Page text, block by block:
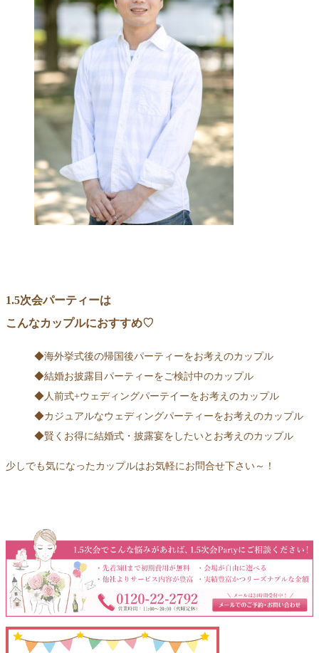
1.5次会パーティーは
こんなカップルにおすすめ♡
◆海外挙式後の帰国後パーティーをお考えのカップル
◆結婚お披露目パーティーをご検討中のカップル
◆人前式+ウェディングパーテイーをお考えのカップル
◆カジュアルなウェディングパーティーをお考えのカップル
◆賢くお得に結婚式・披露宴をしたいとお考えのカップル
少しでも気になったカップルはお気軽にお問合せ下さい～！